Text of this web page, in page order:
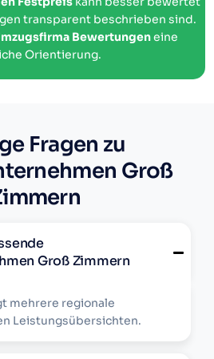
transparent beschrieben sind.
Bewertungeneine
Orientierung.
Fragen zu
Groß
Groß Zimmern
mehrere regionale
Leistungsübersichten.